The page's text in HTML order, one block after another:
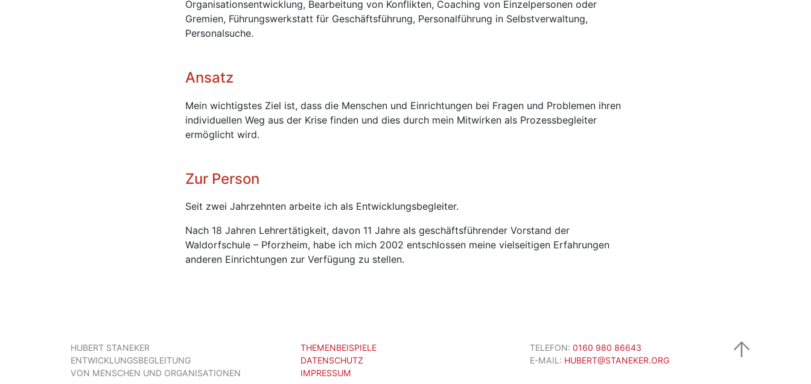
Organisationsentwicklung, Bearbeitung von Konflikten, Coaching von Einzelpersonen oder
Gremien, Führungswerkstatt für Geschäftsführung, Personalführung in Selbstverwaltung,
Personalsuche.
Ansatz
Mein wichtigstes Ziel ist, dass die Menschen und Einrichtungen bei Fragen und Problemen ihren
individuellen Weg aus der Krise finden und dies durch mein Mitwirken als Prozessbegleiter
ermöglicht wird.
Zur Person
Seit zwei Jahrzehnten arbeite ich als Entwicklungsbegleiter.
Nach 18 Jahren Lehrertätigkeit, davon 11 Jahre als geschäftsführender Vorstand der
Waldorfschule – Pforzheim, habe ich mich 2002 entschlossen meine vielseitigen Erfahrungen
anderen Einrichtungen zur Verfügung zu stellen.
HUBERT STANEKER
ENTWICKLUNGSBEGLEITUNG
VON MENSCHEN UND ORGANISATIONEN
THEMENBEISPIELE
DATENSCHUTZ
IMPRESSUM
TELEFON:0160 980 86643
E-MAIL: HUBERT@STANEKER.ORG